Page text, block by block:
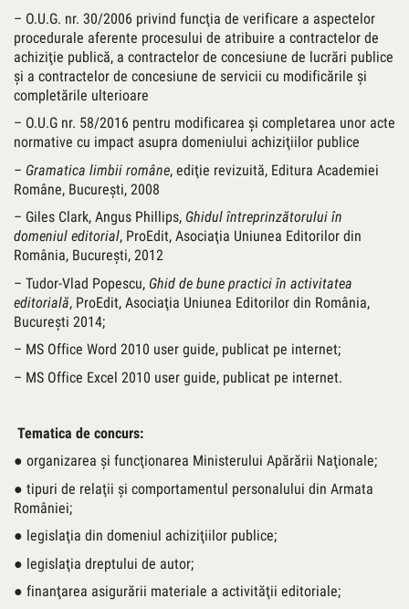
– O.U.G. nr. 30/2006 privind funcţia de verificare a aspectelor
procedurale aferente procesului de atribuire a contractelor de
achiziţie publică, a contractelor de concesiune de lucrări publice
şi a contractelor de concesiune de servicii cu modificările şi
completările ulterioare
– O.U.G nr. 58/2016 pentru modificarea şi completarea unor acte
normative cu impact asupra domeniului achiziţiilor publice
– Gramatica limbii române, ediţie revizuită, Editura Academiei
Române, Bucureşti, 2008
– Giles Clark, Angus Phillips, Ghidul întreprinzătorului în
domeniul editorial, ProEdit, Asociaţia Uniunea Editorilor din
România, Bucureşti, 2012
– Tudor-Vlad Popescu, Ghid de bune practici în activitatea
editorială, ProEdit, Asociaţia Uniunea Editorilor din România,
Bucureşti 2014;
– MS Office Word 2010 user guide, publicat pe internet;
– MS Office Excel 2010 user guide, publicat pe internet.
Tematica de concurs:
● organizarea şi funcţionarea Ministerului Apărării Naţionale;
● tipuri de relaţii şi comportamentul personalului din Armata
României;
● legislaţia din domeniul achiziţiilor publice;
● legislaţia dreptului de autor;
● finanţarea asigurării materiale a activităţii editoriale;